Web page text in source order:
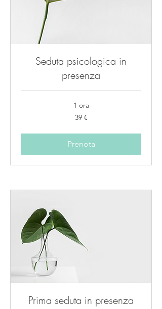
Seduta psicologica in
presenza
1 ora
39 €
Prenota
Prima seduta in presenza